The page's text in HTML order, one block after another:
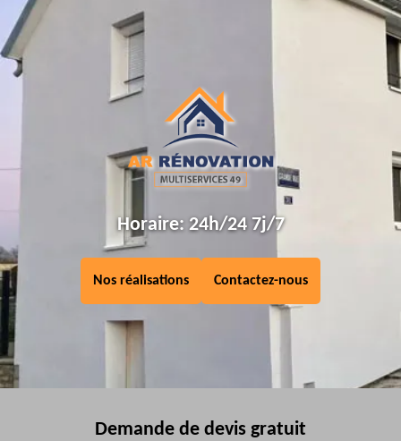
Horaire: 24h/24 7j/7
Nos réalisations Contactez-nous
Demande de devis gratuit